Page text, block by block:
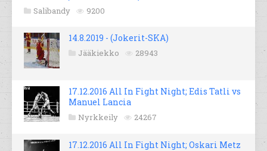
Salibandy 9200
14.8.2019 - (Jokerit-SKA)
Jääkiekko 28943
17.12.2016 All In Fight Night; Edis Tatli vs
Manuel Lancia
Nyrkkeily 24267
17.12.2016 All In Fight Night; Oskari Metz